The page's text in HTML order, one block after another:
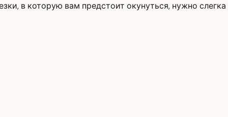
в которую вам предстоит окунуться, нужно слегка